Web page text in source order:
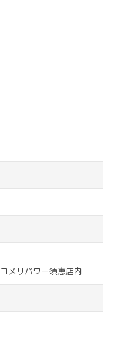
メリパワー須恵店内